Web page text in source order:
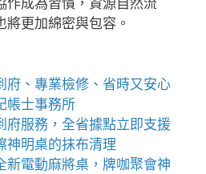
作成為習慣，資源自然流
更加綿密與包容。
府、專業檢修、省時又安心
帳士事務所
府服務，全省據點立即支援
神明桌的抹布清理
新電動麻將桌 ，牌咖聚會神